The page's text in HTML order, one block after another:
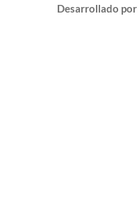
Desarrollado por